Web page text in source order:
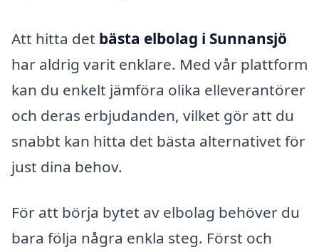
Att hitta det bästa elbolag i Sunnansjö
har aldrig varit enklare. Med vår plattform
kan du enkelt jämföra olika elleverantörer
och deras erbjudanden, vilket gör att du
snabbt kan hitta det bästa alternativet för
just dina behov.
För att börja bytet av elbolag behöver du
bara följa några enkla steg. Först och